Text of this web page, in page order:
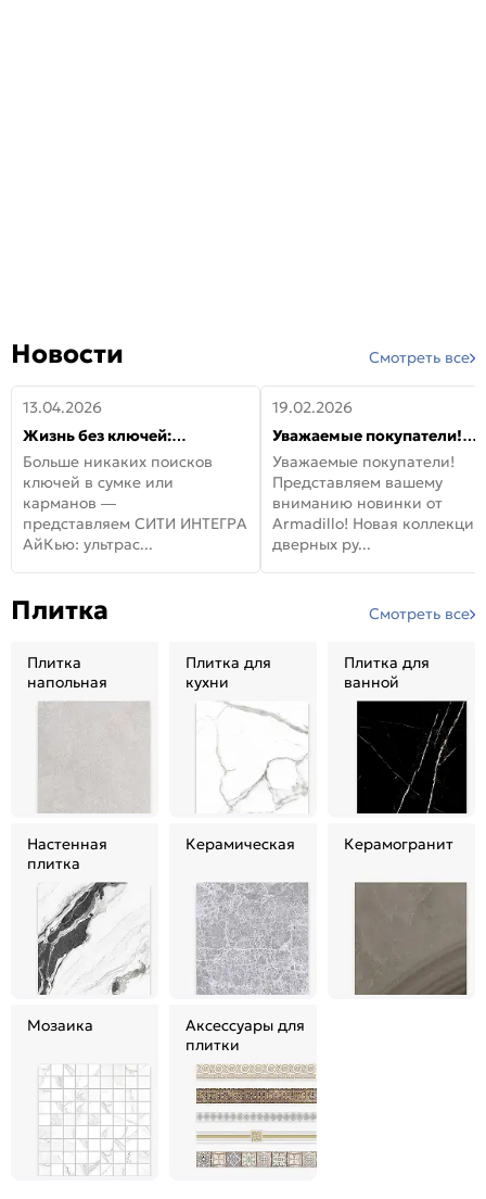
Новости Смотреть все
13.04.2026
Жизнь без ключей:
встречайте новую дверь
СИТИ ИНТЕГРА АйКью!
Больше никаких поисков
ключей в сумке или
карманов —
представляем СИТИ ИНТЕГРА
АйКью: ультрас...
19.02.2026
Уважаемые покупатели!
Представляем вашему
вниманию новинки от
Armadillo!
Уважаемые покупатели!
Представляем вашему
вниманию новинки от
Armadillo! Новая коллекция
дверных ру...
Плитка Смотреть все
Плитка
напольная
Плитка для
кухни
Плитка для
ванной
Настенная
плитка
Керамическая Керамогранит
Мозаика
Аксессуары для
плитки